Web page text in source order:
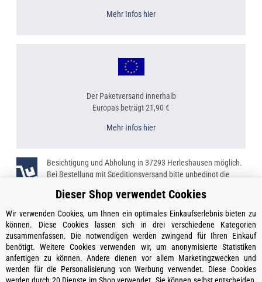
Mehr Infos hier
Der Paketversand innerhalb
Europas beträgt 21,90 €
Mehr Infos hier
Besichtigung und Abholung in 37293 Herleshausen möglich.
Bei Bestellung mit Speditionsversand bitte unbedingt die
Kontakt
Öffnungszeiten
Informationen
Dieser Shop verwendet Cookies
Wir verwenden Cookies, um Ihnen ein optimales Einkaufserlebnis bieten zu
können. Diese Cookies lassen sich in drei verschiedene Kategorien
zusammenfassen. Die notwendigen werden zwingend für Ihren Einkauf
benötigt. Weitere Cookies verwenden wir, um anonymisierte Statistiken
anfertigen zu können. Andere dienen vor allem Marketingzwecken und
werden für die Personalisierung von Werbung verwendet. Diese Cookies